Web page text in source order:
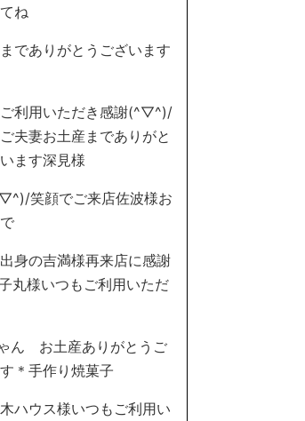
ね
でありがとうございます
利用いただき感謝(^▽^)/
夫妻お土産までありがと
ます深見様
笑顔でご来店佐波様お
身の吉満様再来店に感謝
丸様いつもご利用いただ
ん お土産ありがとうご
＊手作り焼菓子
ハウス様いつもご利用い